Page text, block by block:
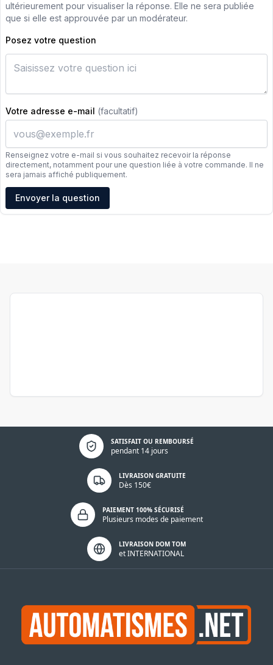
ultérieurement pour visualiser la réponse. Elle ne sera publiée
que si elle est approuvée par un modérateur.
Posez votre question
Votre adresse e-mail (facultatif)
Renseignez votre e-mail si vous souhaitez recevoir la réponse
directement, notamment pour une question liée à votre commande. Il ne
sera jamais affiché publiquement.
Adresse e-mail
Envoyer la question
SATISFAIT OU REMBOURSÉ
pendant 14 jours
Politique de confidentialité
LIVRAISON GRATUITE
Dès 150€
PAIEMENT 100% SÉCURISÉ
Plusieurs modes de paiement
LIVRAISON DOM TOM
et INTERNATIONAL